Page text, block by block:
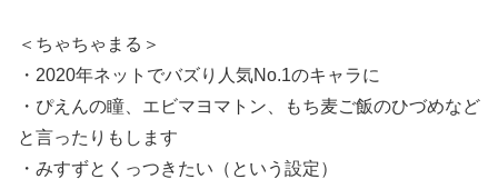
＜ちゃちゃまる＞
・2020年ネットでバズり人気No.1のキャラに
・ぴえんの瞳、エビマヨマトン、もち麦ご飯のひづめなど
と言ったりもします
・みすずとくっつきたい（という設定）